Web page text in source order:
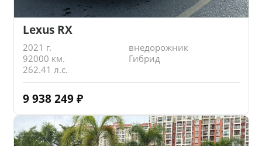
Lexus RX
2021 г.
внедорожник
92000 км.
Гибрид
262.41 л.с.
9 938 249 ₽